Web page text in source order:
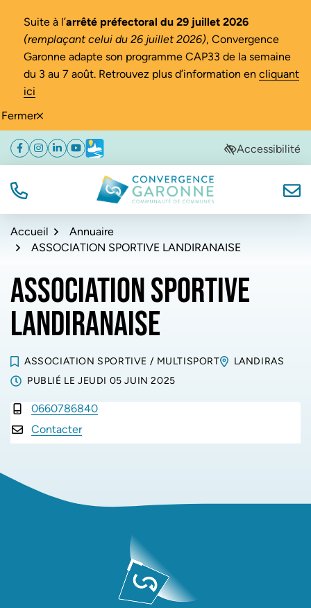
Fermer
Suite à l’arrêté préfectoral du 29 juillet 2026
(remplaçant celui du 26 juillet 2026), Convergence
Garonne adapte son programme CAP33 de la semaine
du 3 au 7 août. Retrouvez plus d’information en cliquant
ici
Aller
navigation
Aller
au
Aller
au
de
Facebook
(ouverture dans un nouvel onglet)
Instagram
(ouverture dans un nouvel onglet)
Linkedin
(ouverture dans un nouvel onglet)
YouTube
(ouverture dans un nouvel onglet)
Météo
(ouverture dans un nouvel onglet)Accessibilité
TÉL. Convergence Garonne
Accueil
Annuaire
ASSOCIATION SPORTIVE LANDIRANAISE
ASSOCIATION SPORTIVE
LANDIRANAISE
ASSOCIATION SPORTIVE / MULTISPORT
LANDIRAS
PUBLIÉ LE JEUDI 05 JUIN 2025
INFOS UTILES
0660786840
Contacter